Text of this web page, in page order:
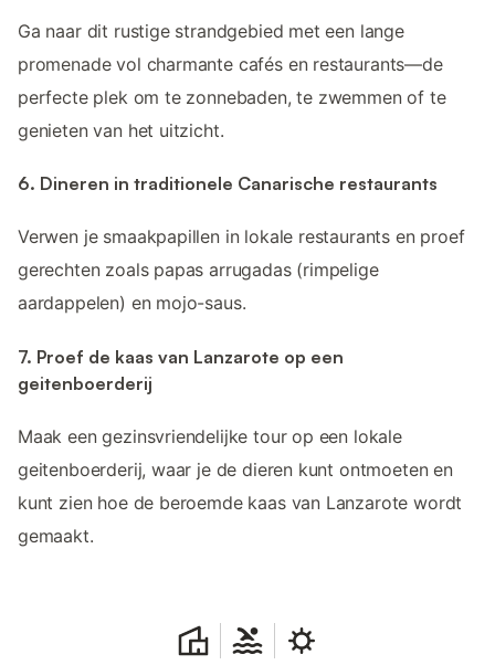
Ga naar dit rustige strandgebied met een lange
promenade vol charmante cafés en restaurants—de
perfecte plek om te zonnebaden, te zwemmen of te
genieten van het uitzicht.
6. Dineren in traditionele Canarische restaurants
Verwen je smaakpapillen in lokale restaurants en proef
gerechten zoals papas arrugadas (rimpelige
aardappelen) en mojo-saus.
7. Proef de kaas van Lanzarote op een
geitenboerderij
Maak een gezinsvriendelijke tour op een lokale
geitenboerderij, waar je de dieren kunt ontmoeten en
kunt zien hoe de beroemde kaas van Lanzarote wordt
gemaakt.